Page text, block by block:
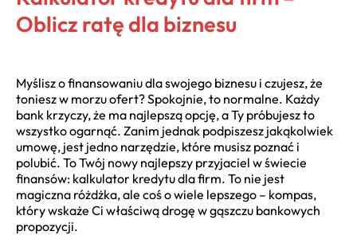
Oblicz ratę dla biznesu
Myślisz o finansowaniu dla swojego biznesu i czujesz, że
toniesz w morzu ofert? Spokojnie, to normalne. Każdy
bank krzyczy, że ma najlepszą opcję, a Ty próbujesz to
wszystko ogarnąć. Zanim jednak podpiszesz jakąkolwiek
umowę, jest jedno narzędzie, które musisz poznać i
polubić. To Twój nowy najlepszy przyjaciel w świecie
finansów: kalkulator kredytu dla firm. To nie jest
magiczna różdżka, ale coś o wiele lepszego – kompas,
który wskaże Ci właściwą drogę w gąszczu bankowych
propozycji.